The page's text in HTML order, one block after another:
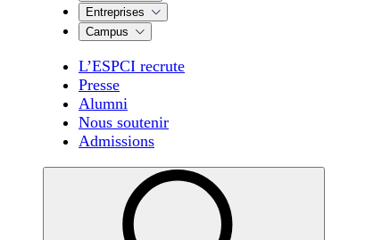
Entreprises
Campus
L’ESPCI recrute
Presse
Alumni
Nous soutenir
Admissions